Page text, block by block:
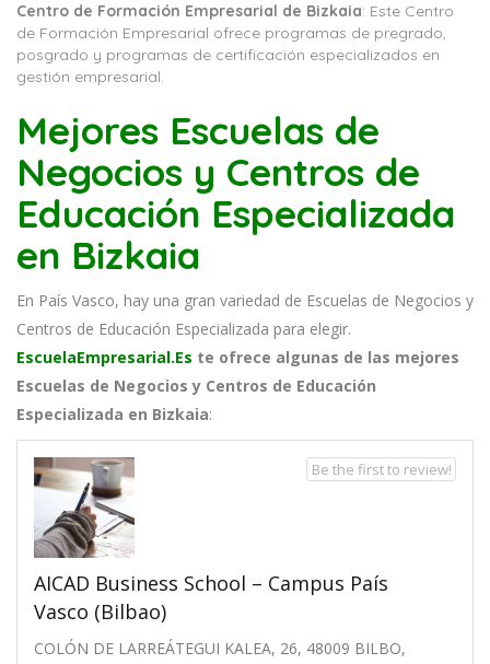
Centro de Formación Empresarial de Bizkaia: Este Centro
de Formación Empresarial ofrece programas de pregrado,
posgrado y programas de certificación especializados en
gestión empresarial.
Mejores Escuelas de
Negocios y Centros de
Educación Especializada
en Bizkaia
En País Vasco, hay una gran variedad de Escuelas de Negocios y
Centros de Educación Especializada para elegir.
EscuelaEmpresarial.Es te ofrece algunas de las mejores
Escuelas de Negocios y Centros de Educación
Especializada en Bizkaia:
AICAD Business School – Campus País
Vasco (Bilbao)
COLÓN DE LARREÁTEGUI KALEA, 26, 48009 BILBO,
Be the first to review!